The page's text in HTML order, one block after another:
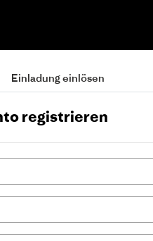
Einladung einlösen
registrieren